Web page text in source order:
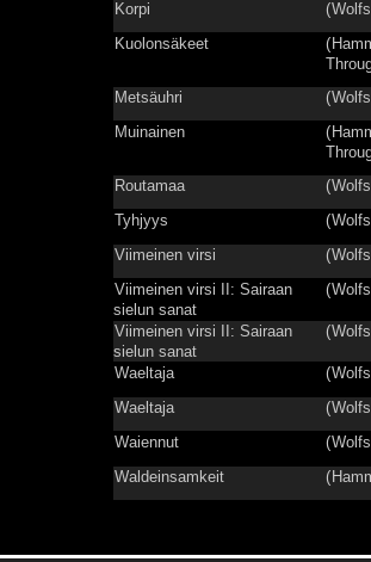
Korpi
(
Kuolonsäkeet
(
Metsäuhri
(
Muinainen
(
Routamaa
(
Tyhjyys
(
Viimeinen virsi
(
Viimeinen virsi II: Sairaan
sielun sanat
(
Viimeinen virsi II: Sairaan
sielun sanat
(
Waeltaja (
Waeltaja
(
Waiennut
(
Waldeinsamkeit
(